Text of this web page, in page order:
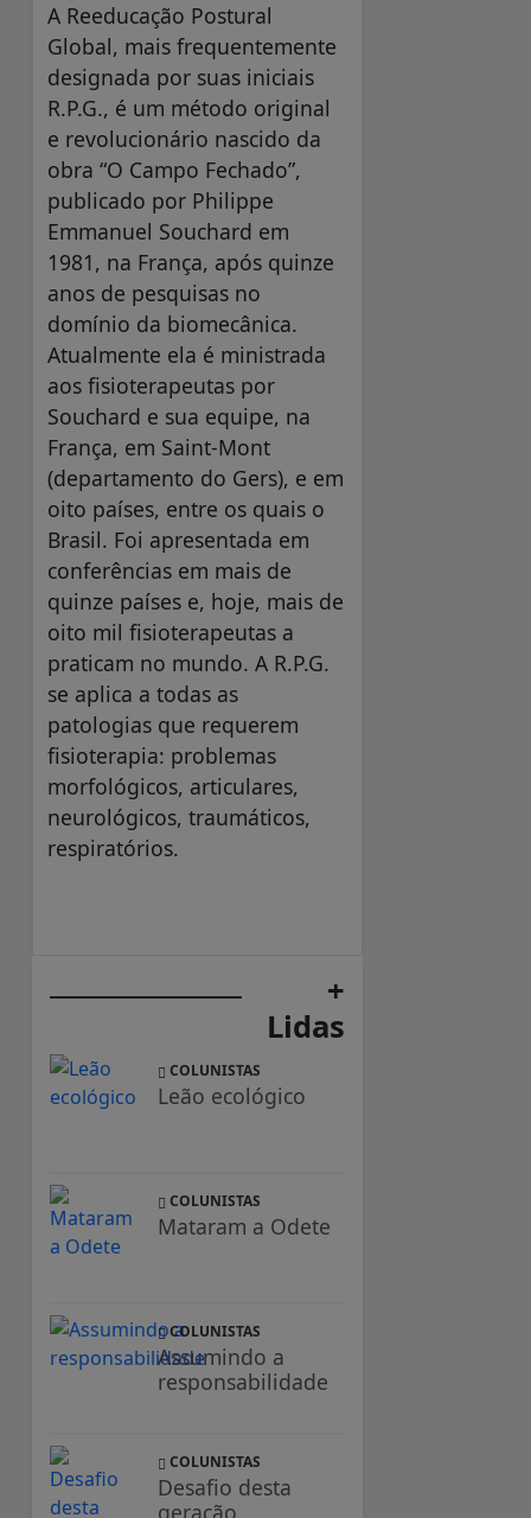
A Reeducação Postural
Global, mais frequentemente
designada por suas iniciais
R.P.G., é um método original
e revolucionário nascido da
obra “O Campo Fechado”,
publicado por Philippe
Emmanuel Souchard em
1981, na França, após quinze
anos de pesquisas no
domínio da biomecânica.
Atualmente ela é ministrada
aos fisioterapeutas por
Souchard e sua equipe, na
França, em Saint-Mont
(departamento do Gers), e em
oito países, entre os quais o
Brasil. Foi apresentada em
conferências em mais de
quinze países e, hoje, mais de
oito mil fisioterapeutas a
praticam no mundo. A R.P.G.
se aplica a todas as
patologias que requerem
fisioterapia: problemas
morfológicos, articulares,
neurológicos, traumáticos,
respiratórios.
+
Lidas
COLUNISTAS
Leão ecológico
COLUNISTAS
Mataram a Odete
COLUNISTAS
Assumindo a
responsabilidade
COLUNISTAS
Desafio desta
geração